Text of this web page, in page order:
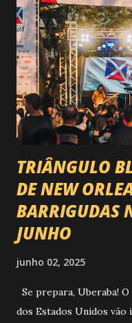
VAI ESTREMECER O
24, 25, 30 de abril e 02
da música brasileira ,
piseiro e sofrência nível
Natanzinho Lima Jads &
TRIÂNGULO
DE NEW
BARRIGUDAS
JUNHO
junho 02, 2025
Se prepara, Uberaba!
dos Estados Unidos vão